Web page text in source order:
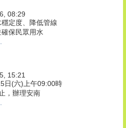
08:29
定度、降低管線
保民眾用水
15:21
日(六)上午09:00時
，辦理安南